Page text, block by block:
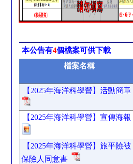
本公告有4個檔案可供下載
檔案名稱
【2025年海洋科學營】活動簡章
【2025年海洋科學營】宣傳海報
【2025年海洋科學營】旅平險被
保險人同意書